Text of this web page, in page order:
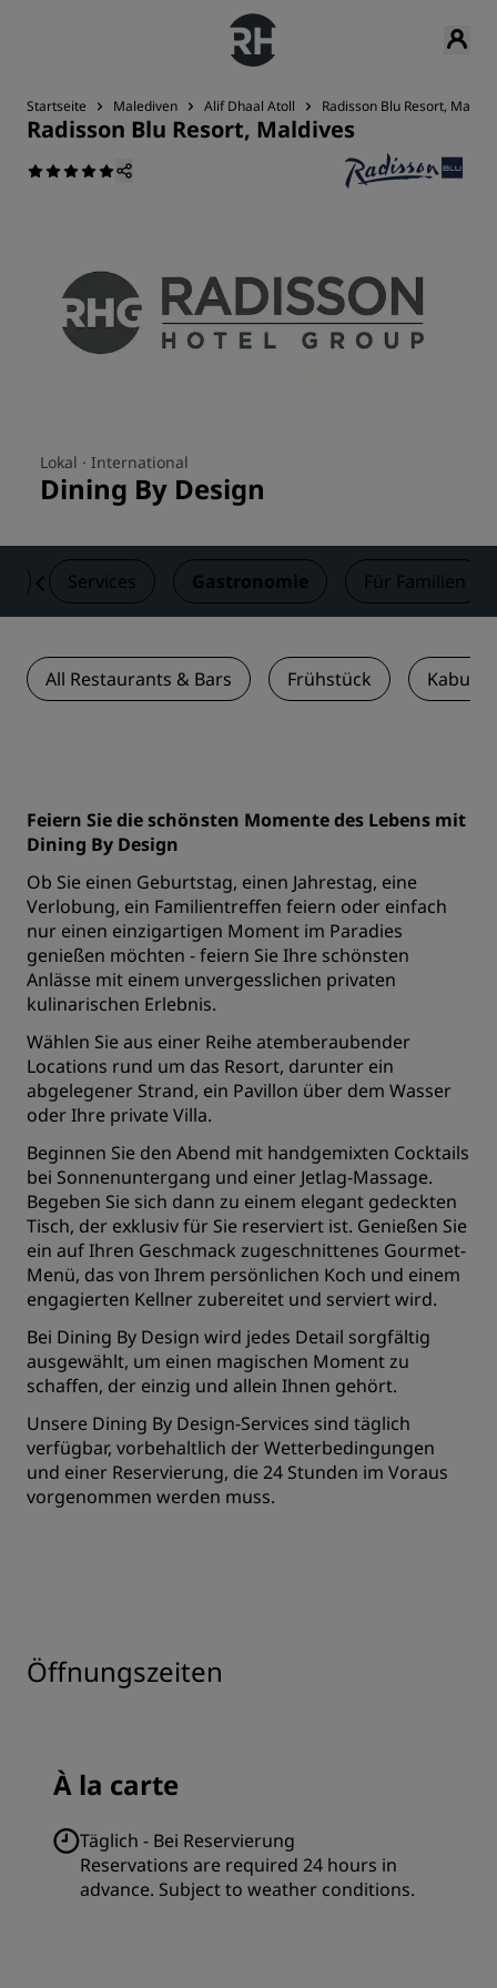
Startseite Malediven Alif Dhaal Atoll Radisson Blu Resort,
Radisson Blu Resort, Maldives
Lokal · International
Dining By Design
Services Gastronomie Für Familien
All Restaurants & Bars Frühstück Kabuki
Feiern Sie die schönsten Momente des Lebens mit
Dining By Design
Ob Sie einen Geburtstag, einen Jahrestag, eine
Verlobung, ein Familientreffen feiern oder einfach
nur einen einzigartigen Moment im Paradies
genießen möchten - feiern Sie Ihre schönsten
Anlässe mit einem unvergesslichen privaten
kulinarischen Erlebnis.
Wählen Sie aus einer Reihe atemberaubender
Locations rund um das Resort, darunter ein
abgelegener Strand, ein Pavillon über dem Wasser
oder Ihre private Villa.
Beginnen Sie den Abend mit handgemixten Cocktails
bei Sonnenuntergang und einer Jetlag-Massage.
Begeben Sie sich dann zu einem elegant gedeckten
Tisch, der exklusiv für Sie reserviert ist. Genießen Sie
ein auf Ihren Geschmack zugeschnittenes Gourmet-
Menü, das von Ihrem persönlichen Koch und einem
engagierten Kellner zubereitet und serviert wird.
Bei Dining By Design wird jedes Detail sorgfältig
ausgewählt, um einen magischen Moment zu
schaffen, der einzig und allein Ihnen gehört.
Unsere Dining By Design-Services sind täglich
verfügbar, vorbehaltlich der Wetterbedingungen
und einer Reservierung, die 24 Stunden im Voraus
vorgenommen werden muss.
Öffnungszeiten
À la carte
Täglich - Bei Reservierung
Reservations are required 24 hours in
advance. Subject to weather conditions.